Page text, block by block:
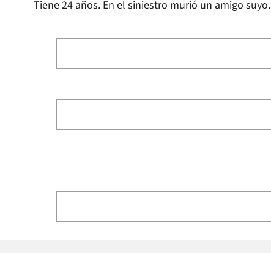
Tiene 24 años. En el siniestro murió un amigo suyo.